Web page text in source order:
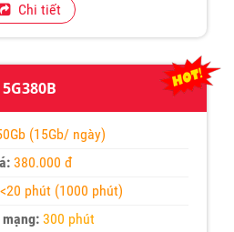
Chi tiết
5G380B
(15Gb/ ngày)
380.000 đ
<20 phút (1000 phút)
300 phút